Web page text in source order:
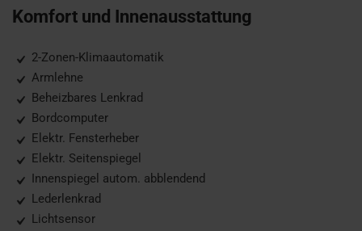
Komfort und Innenausstattung
2-Zonen-Klimaautomatik
Armlehne
Beheizbares Lenkrad
Bordcomputer
Elektr. Fensterheber
Elektr. Seitenspiegel
Innenspiegel autom. abblendend
Lederlenkrad
Lichtsensor